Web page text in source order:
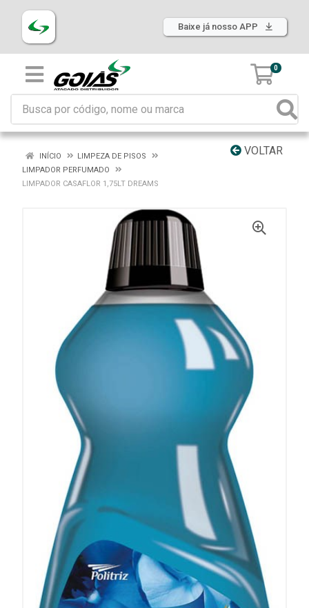
Baixe já nosso APP
0
VOLTAR
INÍCIO
LIMPEZA DE PISOS
LIMPADOR PERFUMADO
LIMPADOR CASAFLOR 1,75LT DREAMS